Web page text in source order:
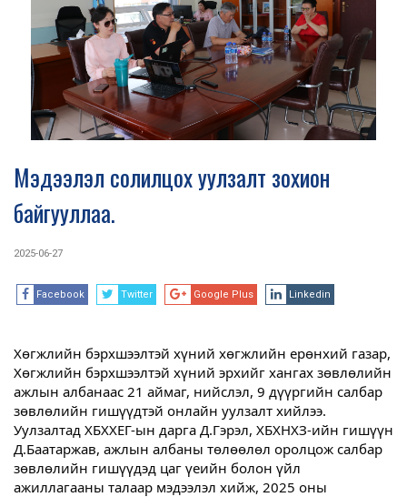
Мэдээлэл солилцох уулзалт зохион
байгууллаа.
2025-06-27
Facebook Twitter Google Plus Linkedin
Хөгжлийн бэрхшээлтэй хүний хөгжлийн ерөнхий газар,
Хөгжлийн бэрхшээлтэй хүний эрхийг хангах зөвлөлийн
ажлын албанаас 21 аймаг, нийслэл, 9 дүүргийн салбар
зөвлөлийн гишүүдтэй онлайн уулзалт хийлээ.
Уулзалтад ХБХХЕГ-ын дарга Д.Гэрэл, ХБХНХЗ-ийн гишүүн
Д.Баатаржав, ажлын албаны төлөөлөл оролцож салбар
зөвлөлийн гишүүдэд цаг үеийн болон үйл
ажиллагааны талаар мэдээлэл хийж, 2025 оны